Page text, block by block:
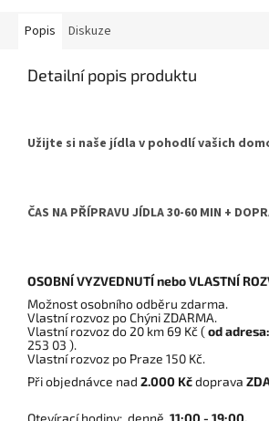
Popis Diskuze
Detailní popis produktu
Užijte si naše jídla v pohodlí vašich
ČAS NA PŘÍPRAVU JÍDLA 30-60 MIN +
OSOBNÍ VYZVEDNUTÍ nebo VLASTNÍ
Možnost osobního odběru zdarma.
Vlastní rozvoz po Chýni ZDARMA.
Vlastní rozvoz do 20 km 69 Kč (od adresa:
253 03 ).
Vlastní rozvoz po Praze 150 Kč.
Při objednávce nad 2.000 Kčdoprava